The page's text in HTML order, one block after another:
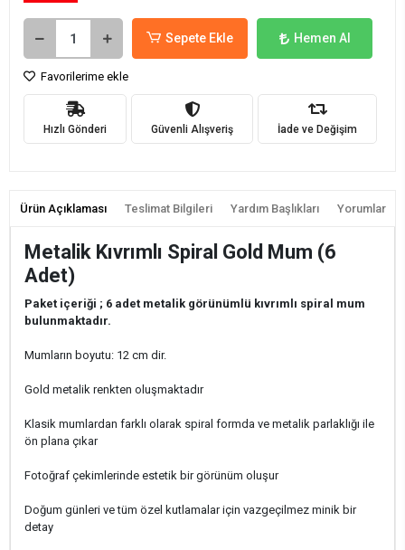
Sepete Ekle Hemen Al
Favorilerime ekle
Hızlı Gönderi Güvenli Alışveriş İade ve Değişim
Ürün Açıklaması Teslimat Bilgileri Yardım Başlıkları Yorumlar
Metalik Kıvrımlı Spiral Gold Mum (6
Adet)
Paket içeriği ; 6 adet metalik görünümlü kıvrımlı spiral mum
bulunmaktadır.
Mumların boyutu: 12 cm dir.
Gold metalik renkten oluşmaktadır
Klasik mumlardan farklı olarak spiral formda ve metalik parlaklığı ile
ön plana çıkar
Fotoğraf çekimlerinde estetik bir görünüm oluşur
Doğum günleri ve tüm özel kutlamalar için vazgeçilmez minik bir
detay